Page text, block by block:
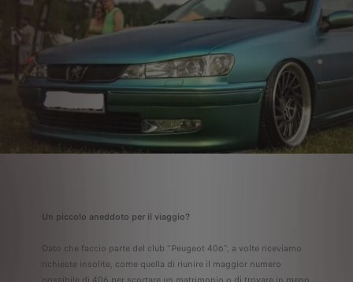
Un piccolo aneddoto per il viaggio?
Dato che faccio parte del club "Peugeot 406", a volte riceviamo
richieste insolite, come quella di riunire il maggior numero